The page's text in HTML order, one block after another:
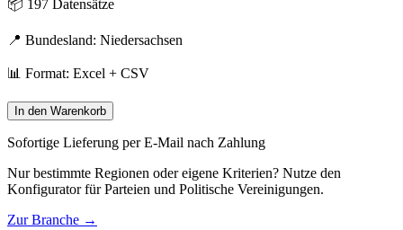
📦 197 Datensätze
📍 Bundesland: Niedersachsen
📊 Format: Excel + CSV
In den Warenkorb
Sofortige Lieferung per E-Mail nach Zahlung
Nur bestimmte Regionen oder eigene Kriterien? Nutze den
Konfigurator fürParteien und Politische Vereinigungen.
Zur Branche →